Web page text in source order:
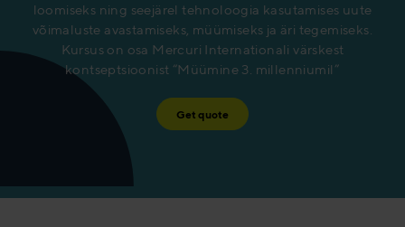
loomiseks ning seejärel tehnoloogia kasutamises uute
võimaluste avastamiseks, müümiseks ja äri tegemiseks.
Kursus on osa Mercuri Internationali värskest
kontseptsioonist “Müümine 3. millenniumil”
Get quote